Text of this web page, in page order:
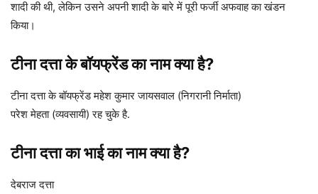
शादी की थी, लेकिन उसने अपनी शादी के बारे में पूरी फर्जी अफवाह का खंडन
किया।
टीना दत्ता के बॉयफ्रेंड का नाम क्या है?
टीना दत्ता के बॉयफ्रेंड महेश कुमार जायसवाल (निगरानी निर्माता)
परेश मेहता (व्यवसायी) रह चुके है.
टीना दत्ता का भाई का नाम क्या है?
देबराज दत्ता